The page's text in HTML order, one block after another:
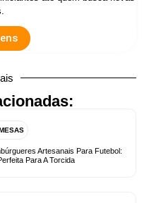
Artesanais Para Futebol:
Para A Torcida